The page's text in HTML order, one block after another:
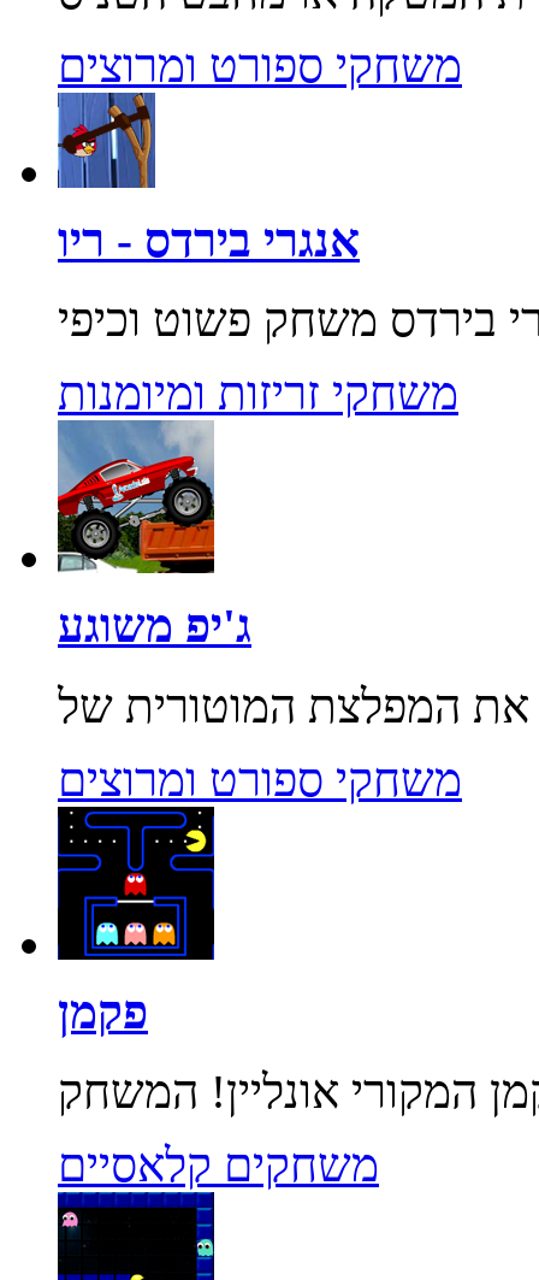
משחקי ספורט ומרוצים
אנגרי בירדס - ריו
משחקי זריזות ומיומנות
ג'יפ משוגע
משחקי ספורט ומרוצים
פקמן
משחקים קלאסיים